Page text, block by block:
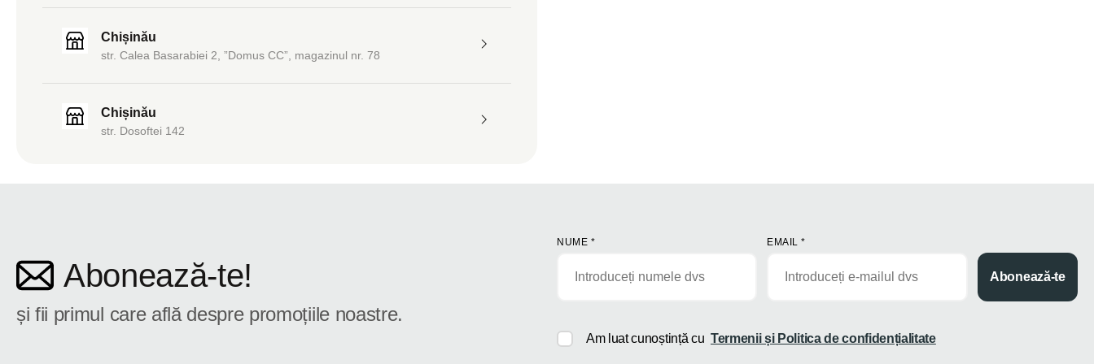
Chișinău
str. Calea Basarabiei 2, ”Domus CC”, magazinul nr. 78
Chișinău
str. Dosoftei 142
Abonează-te!
și fii primul care află despre promoțiile noastre.
NUME * EMAIL*
Abonează-te
Am luat cunoștință cu Termenii și Politica de confidențialitate